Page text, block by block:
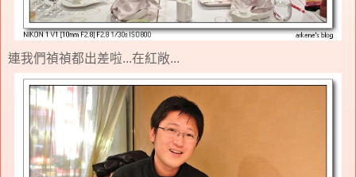
連我們禎禎都出差啦...在紅敞...